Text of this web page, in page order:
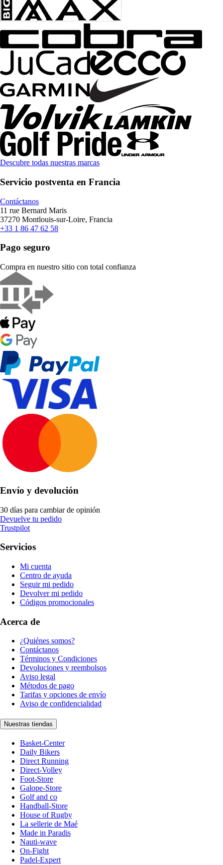
Descubre todas nuestras marcas
Servicio postventa en Francia
Contáctanos
11 rue Bernard Maris
37270 Montlouis-sur-Loire, Francia
+33 1 86 47 62 58
Pago seguro
Compra en nuestro sitio con total confianza
Envío y devolución
30 días para cambiar de opinión
Devuelve tu pedido
Trustpilot
Servicios
Mi cuenta
Centro de ayuda
Seguir mi pedido
Devolver mi pedido
Códigos promocionales
Acerca de
¿Quiénes somos?
Contáctanos
Términos y Condiciones
Devoluciones y reembolsos
Aviso legal
Métodos de pago
Tarifas y opciones de envío
Aviso de confidencialidad
Nuestras tiendas
Basket-Center
Daily Bikers
Direct Running
Direct-Volley
Foot-Store
Galope-Store
Golf and co
Handball-Store
House of Rugby
La sellerie de Maé
Made in Paradis
Nauti-wave
On-Fight
Padel-Expert